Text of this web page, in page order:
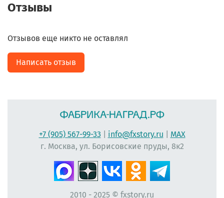
Отзывы
Отзывов еще никто не оставлял
Написать отзыв
+7 (905) 567-99-33 info@fxstory.ru
MAX
г. Москва, ул. Борисовские пруды, 8к2
2010 - 2025 © fxstory.ru